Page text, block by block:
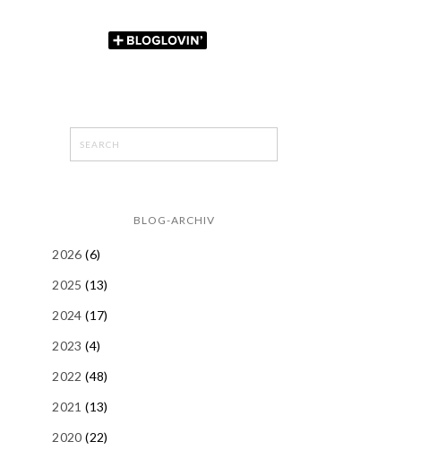
BLOG-ARCHIV
2026(6)
2025(13)
2024(17)
2023(4)
2022(48)
2021(13)
2020(22)